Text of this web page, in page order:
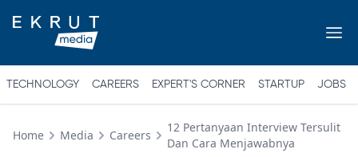
TECHNOLOGY CAREERS EXPERT'S CORNER STARTUP JOBS
Home Media Careers
12 Pertanyaan Interview Tersulit
Dan Cara Menjawabnya